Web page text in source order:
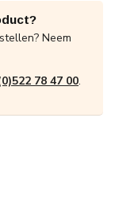
Neem
78 47 00.